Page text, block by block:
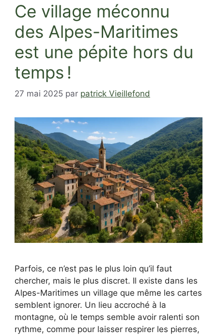
Ce village méconnu
des Alpes-Maritimes
est une pépite hors du
temps !
27 mai 2025 par patrick Vieillefond
Parfois, ce n’est pas le plus loin qu’il faut
chercher, mais le plus discret. Il existe dans les
Alpes-Maritimes un village que même les cartes
semblent ignorer. Un lieu accroché à la
montagne, où le temps semble avoir ralenti son
rythme, comme pour laisser respirer les pierres,